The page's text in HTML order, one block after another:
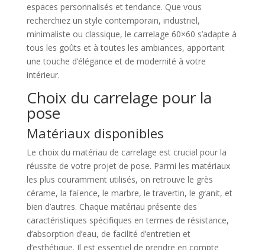
espaces personnalisés et tendance. Que vous
recherchiez un style contemporain, industriel,
minimaliste ou classique, le carrelage 60×60 s’adapte à
tous les goûts et à toutes les ambiances, apportant
une touche d’élégance et de modernité à votre
intérieur.
Choix du carrelage pour la
pose
Matériaux disponibles
Le choix du matériau de carrelage est crucial pour la
réussite de votre projet de pose. Parmi les matériaux
les plus couramment utilisés, on retrouve le grès
cérame, la faïence, le marbre, le travertin, le granit, et
bien d’autres. Chaque matériau présente des
caractéristiques spécifiques en termes de résistance,
d’absorption d’eau, de facilité d’entretien et
d’esthétique. Il est essentiel de prendre en compte